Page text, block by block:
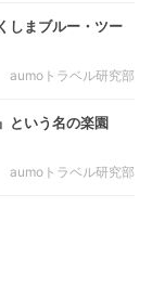
しまブルー・ツー
aumoトラベル研究部
という名の楽園
aumoトラベル研究部